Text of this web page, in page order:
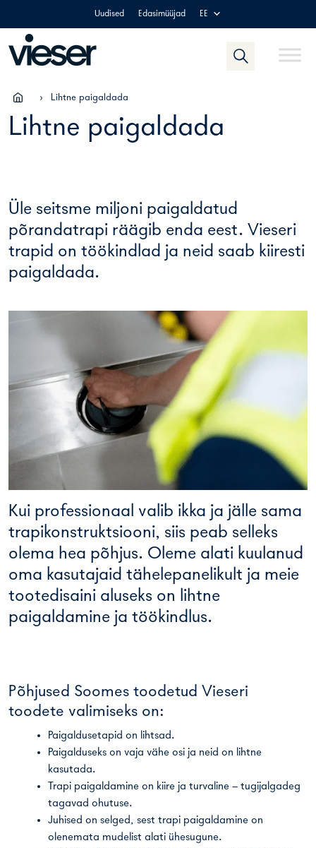
content
Uudised Edasimüüjad EE
› Lihtne paigaldada
Lihtne paigaldada
Üle seitsme miljoni paigaldatud
põrandatrapi räägib enda eest. Vieseri
trapid on töökindlad ja neid saab kiiresti
paigaldada.
Kui professionaal valib ikka ja jälle sama
trapikonstruktsiooni, siis peab selleks
olema hea põhjus. Oleme alati kuulanud
oma kasutajaid tähelepanelikult ja meie
tootedisaini aluseks on lihtne
paigaldamine ja töökindlus.
Põhjused Soomes toodetud Vieseri
toodete valimiseks on:
Paigaldusetapid on lihtsad.
Paigalduseks on vaja vähe osi ja neid on lihtne
kasutada.
Trapi paigaldamine on kiire ja turvaline – tugijalgadeg
tagavad ohutuse.
Juhised on selged, sest trapi paigaldamine on
olenemata mudelist alati ühesugune.